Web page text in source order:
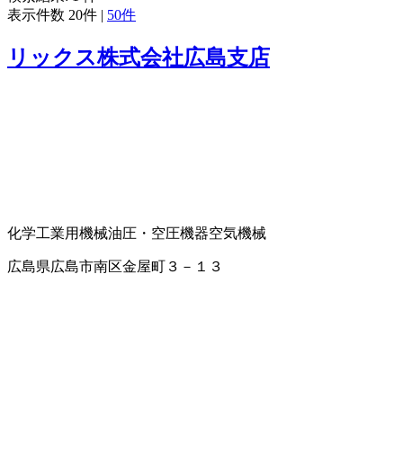
表示件数 20件 | 50件
リックス株式会社広島支店
化学工業用機械油圧・空圧機器空気機械
広島県広島市南区金屋町３－１３